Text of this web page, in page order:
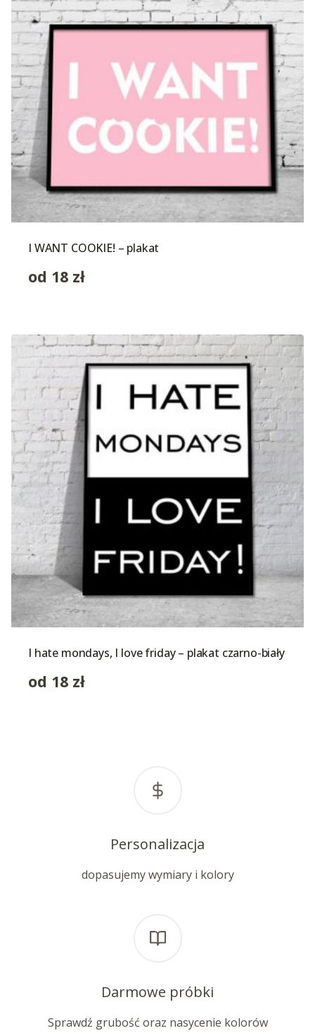
I WANT COOKIE! – plakat
od 18 zł
I hate mondays, I love friday – plakat czarno-biały
od 18 zł
Personalizacja
dopasujemy wymiary i kolory
Darmowe próbki
Sprawdź grubość oraz nasycenie kolorów